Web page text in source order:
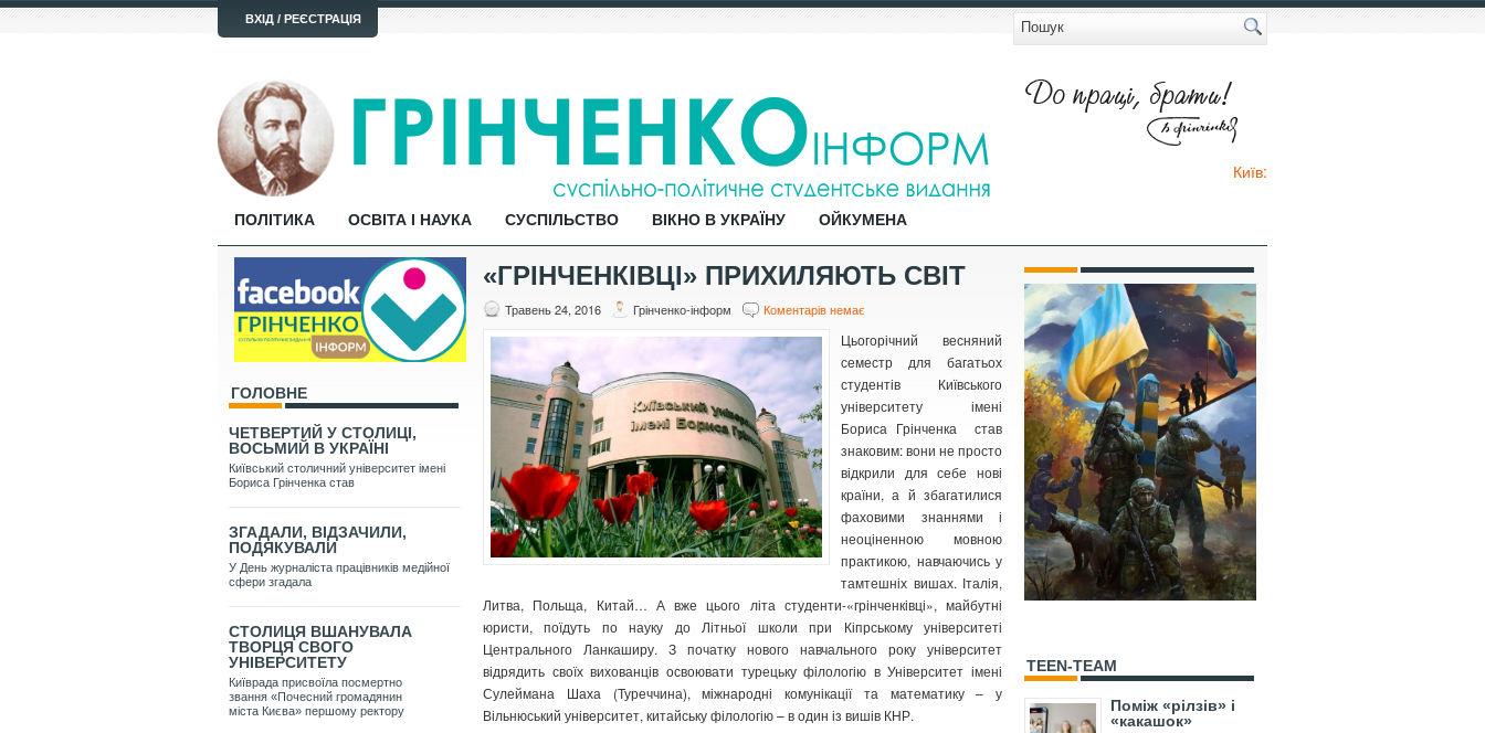
ВХІД / РЕЄСТРАЦІЯ
Київ:
ПОЛІТИКА ОСВІТА І НАУКА СУСПІЛЬСТВО ВІКНО В УКРАЇНУ ОЙКУМЕНА
ГОЛОВНЕ
ЧЕТВЕРТИЙ У СТОЛИЦІ,
ВОСЬМИЙ В УКРАЇНІ
Київський столичний університет імені
Бориса Грінченка став
ЗГАДАЛИ, ВІДЗАЧИЛИ,
ПОДЯКУВАЛИ
У День журналіста працівників медійної
сфери згадала
СТОЛИЦЯ ВШАНУВАЛА
ТВОРЦЯ СВОГО
УНІВЕРСИТЕТУ
Київрада присвоїла посмертно
звання «Почесний громадянин
міста Києва» першому ректору
«ГРІНЧЕНКІВЦІ» ПРИХИЛЯЮТЬ СВІТ
Травень 24, 2016 Грінченко-інформ Коментарів немає
Цьогорічний весняний
семестр для багатьох
студентів Київського
університету імені
Бориса Грінченка став
знаковим: вони не просто
відкрили для себе нові
країни, а й збагатилися
фаховими знаннями і
неоціненною мовною
практикою, навчаючись у
тамтешніх вишах. Італія,
Литва, Польща, Китай… А вже цього літа студенти-«грінченківці», майбутні
юристи, поїдуть по науку до Літньої школи при Кіпрському університеті
Центрального Ланкаширу. З початку нового навчального року університет
відрядить своїх вихованців освоювати турецьку філологію в Університет імені
Сулеймана Шаха (Туреччина), міжнародні комунікації та математику – у
Вільнюський університет, китайську філологію – в один із вишів КНР.
TEEN-TEAM
Поміж «рілзів» і
«какашок»